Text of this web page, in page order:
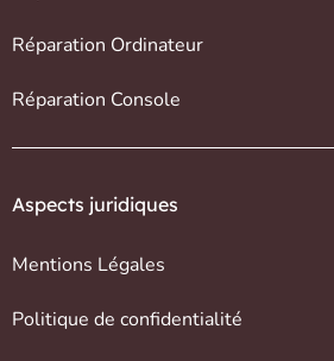
Réparation Ordinateur
Réparation Console
Aspects juridiques
Mentions Légales
Politique de confidentialité